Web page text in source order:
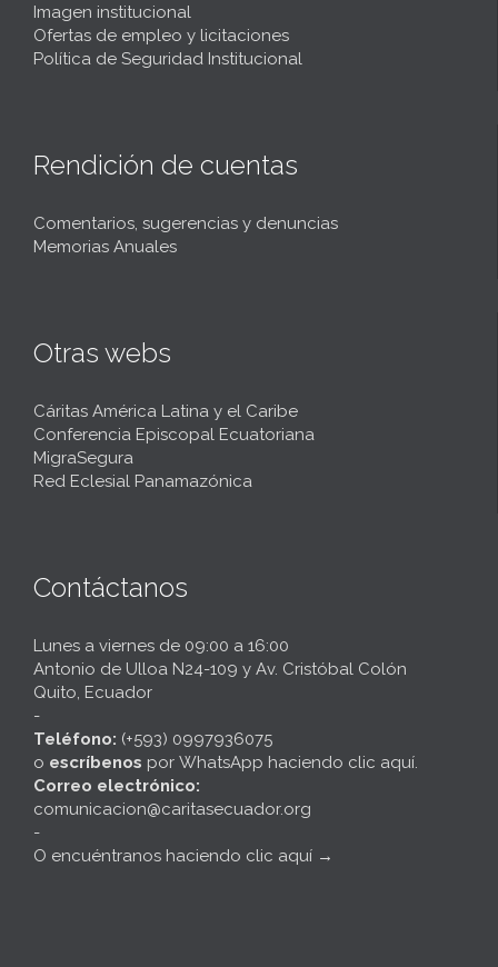
Imagen institucional
Ofertas de empleo y licitaciones
Política de Seguridad Institucional
Rendición de cuentas
Comentarios, sugerencias y denuncias
Memorias Anuales
Otras webs
Cáritas América Latina y el Caribe
Conferencia Episcopal Ecuatoriana
MigraSegura
Red Eclesial Panamazónica
Contáctanos
Lunes a viernes de 09:00 a 16:00
Antonio de Ulloa N24-109 y Av. Cristóbal Colón
Quito, Ecuador
-
Teléfono: (+593) 0997936075
o escríbenos por WhatsApp haciendo clic aquí.
Correo electrónico:
comunicacion@caritasecuador.org
-
O encuéntranos haciendo clic aquí →